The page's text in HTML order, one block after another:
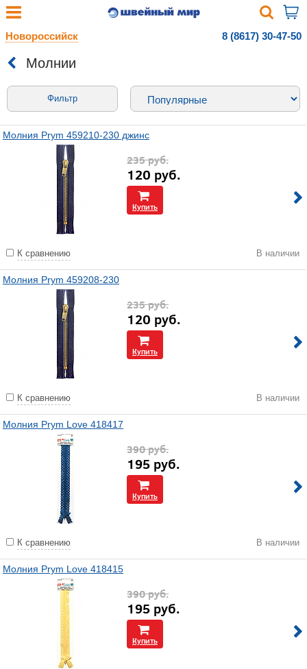
Новороссийск 8 (8617) 30-47-50
Молнии
Фильтр
Молния Prym 459210-230 джинс
235руб.
120 руб.
Купить
К сравнению В наличии
Молния Prym 459208-230
235руб.
120 руб.
Купить
К сравнению В наличии
Молния Prym Love 418417
390руб.
195 руб.
Купить
К сравнению В наличии
Молния Prym Love 418415
390руб.
195 руб.
Купить